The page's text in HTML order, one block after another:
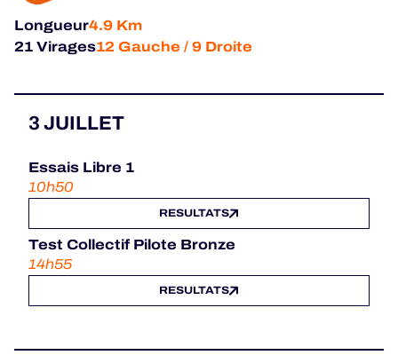
3 JUILLET
Essais Libre 1
10h50
RESULTATS
Test Collectif Pilote Bronze
14h55
RESULTATS
Longueur4.9 Km
21 Virages12 Gauche / 9 Droite